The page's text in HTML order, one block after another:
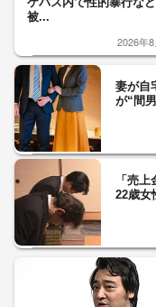
被...
2026年8
妻が自
が“間
「売
22歳